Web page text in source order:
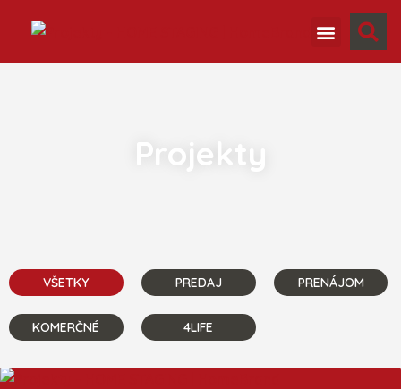
Projekty
VŠETKY PREDAJ PRENÁJOM
KOMERČNÉ 4LIFE